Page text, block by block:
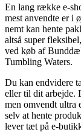
En lang række e-
mest anvendte er i
nemt kan hente
altså super
ved køb af
Tumbling Waters.
Du kan endvidere
eller til dit arbejde.
men omvendt ultra
selv at hente
lever tæt på e-